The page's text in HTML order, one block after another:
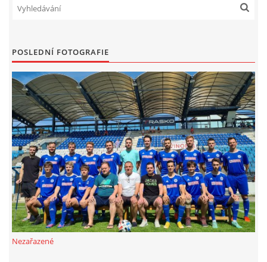
ARCHÍV
DOTACE
FKD, z.s.
Drnovice 704
68304 Drnovice
ičo 27005305
č.ú. 3227086359 / 0800
POSLEDNÍ FOTOGRAFIE
Nezařazené